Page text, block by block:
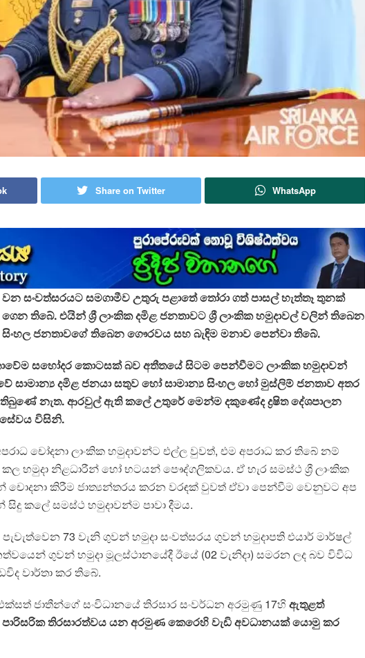
Share on Twitter WhatsApp
වන සංවත්සරයට සමගාමීව උතුරු පළාතේ තෝරා ගත් පාසල් හැත්තෑ තුනක්
තිබේ. එයින් ශ්‍රී ලාංකික දමිළ ජනතාවට ශ්‍රී ලාංකික හමුදාවල් වලින් තිබෙන
ජනතාවගේ තිබෙන ගෞරවය සහ බැඳිම මනාව පෙන්වා තිබේ.
සහෝදර කොටසක් බව අතීතයේ සිටම පෙන්වීමට ලාංකික හමුදාවන්
සාමාන්‍ය දමිළ ජනයා සතුව හෝ සාමාන්‍ය සිංහල හෝ මුස්ලිම් ජනතාව අතර
නැත. ආරවුල් ඇති කලේ උතුරේ මෙන්ම දකුණේද ද්‍රෂිත දේශපාලන
සේවය විසිනි.
චෝදනා ලාංකික හමුදාවන්ට එල්ල වුවත්, එම අපරාධ කර තිබේ නම්
හමුදා නිළධාරීන් හෝ භටයන් පෞද්ගලිකවය. ඒ හැර සමස්ථ ශ්‍රී ලාංකික
චොදනා කිරීම ජාත්‍යන්තරය කරන වරඳක් වුවත් ඒවා පෙන්වීම වෙනුවට අප
කලේ සමස්ථ හමුදාවන්ම පාවා දීමය.
73 වැනි ගුවන් හමුදා සංවත්සරය ගුවන් හමුදාපති එයාර් මාර්ෂල්
ගුවන් හමුදා මූලස්ථානයේදී ඊයේ (02 වැනිදා) සමරන ලද බව විවිධ
වාර්තා කර තිබේ.
ජාතීන්ගේ සංවිධානයේ තිරසාර සංවර්ධන අරමුණු 17හි ඇතුළත්
තිරසාරත්වය යන අරමුණ කෙරෙහි වැඩි අවධානයක් යොමු කර